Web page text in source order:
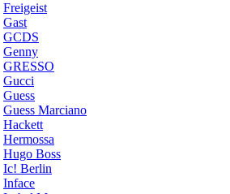
Freigeist
Gast
GCDS
Genny
GRESSO
Gucci
Guess
Guess Marciano
Hackett
Hermossa
Hugo Boss
Ic! Berlin
Inface